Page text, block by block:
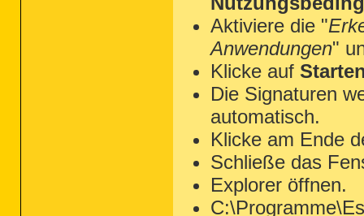
==================== End Of Log
Aktiviere die "
Anwendungen"
Klicke auf
Die Signaturen
automatisch.
Klicke am Ende
Schließe das
Explorer öffnen.